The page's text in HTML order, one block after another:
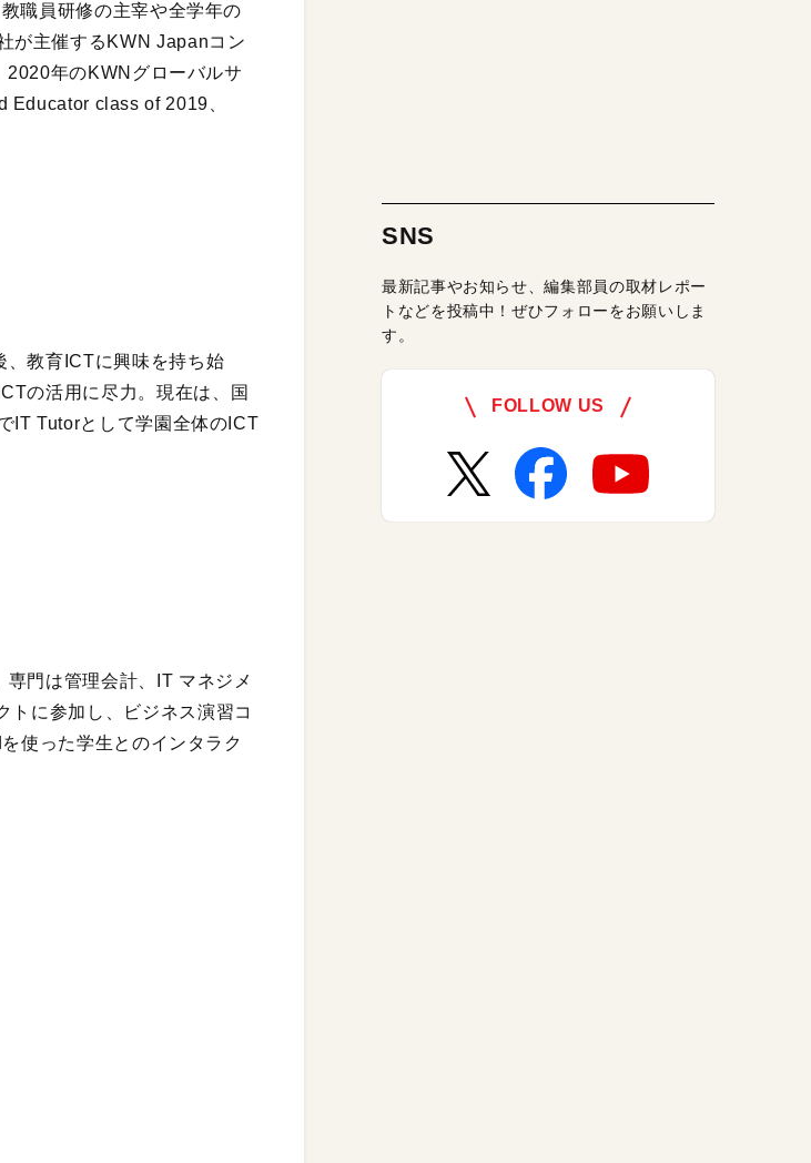
職員研修の主宰や全学年の
が主催するKWN Japanコン
年のKWNグローバルサ
Educator class of 2019、
、教育ICTに興味を持ち始
の活用に尽力。現在は、国
IT Tutorとして学園全体のICT
門は管理会計、IT マネジメ
トに参加し、ビジネス演習コ
使った学生とのインタラク
SNS
最新記事やお知らせ、編集部員の取材レポー
トなどを投稿中！ぜひフォローをお願いしま
す。
FOLLOW US